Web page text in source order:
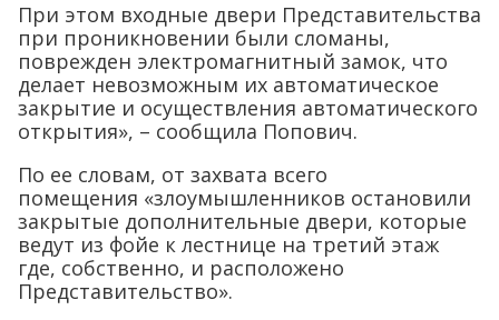
При этом входные двери Представительства
при проникновении были сломаны,
поврежден электромагнитный замок, что
делает невозможным их автоматическое
закрытие и осуществления автоматического
открытия», – сообщила Попович.
По ее словам, от захвата всего
помещения «злоумышленников остановили
закрытые дополнительные двери, которые
ведут из фойе к лестнице на третий этаж
где, собственно, и расположено
Представительство».